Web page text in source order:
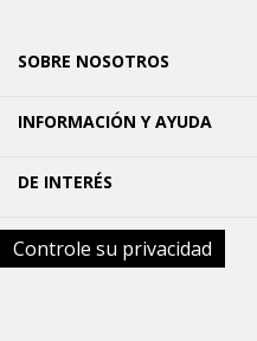
SOBRE NOSOTROS
INFORMACIÓN Y AYUDA
DE INTERÉS
Controle su privacidad